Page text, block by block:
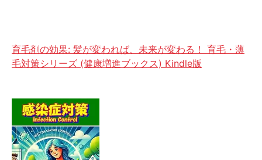
育毛剤の効果: 髪が変われば、未来が変わる！ 育毛・薄
毛対策シリーズ (健康増進ブックス) Kindle版